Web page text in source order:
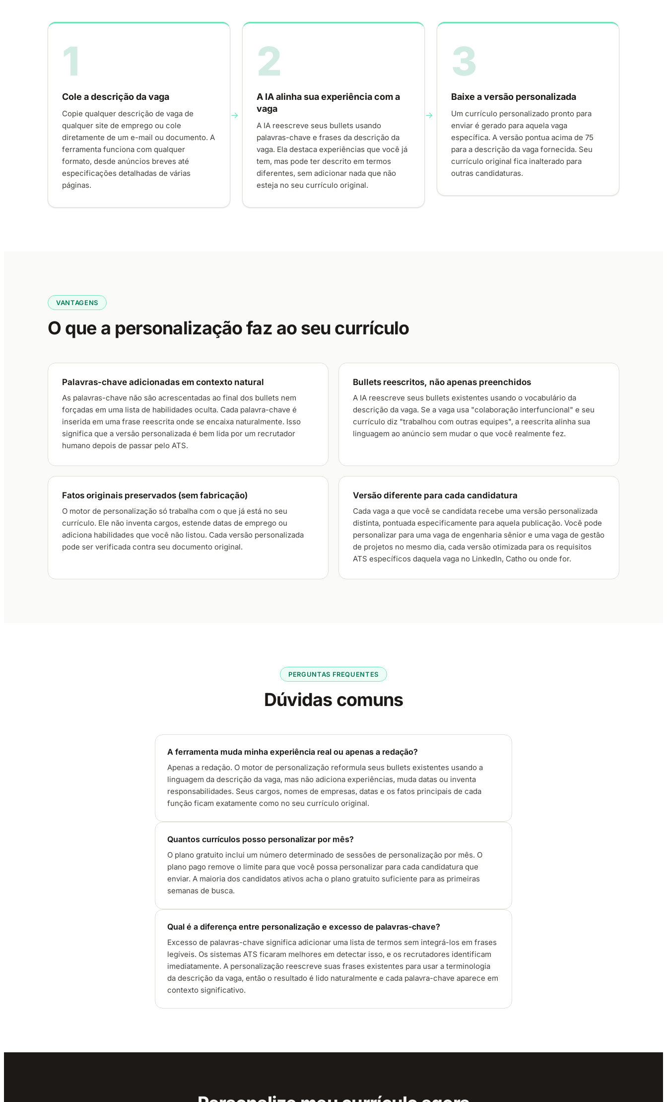
1
Cole a descrição da vaga
Copie qualquer descrição de vaga de
qualquer site de emprego ou cole
diretamente de um e-mail ou documento. A
ferramenta funciona com qualquer
formato, desde anúncios breves até
especificações detalhadas de várias
páginas.
2
A IA alinha sua experiência com a
vaga
A IA reescreve seus bullets usando
palavras-chave e frases da descrição da
vaga. Ela destaca experiências que você já
tem, mas pode ter descrito em termos
diferentes, sem adicionar nada que não
esteja no seu currículo original.
3
Baixe a versão personalizada
Um currículo personalizado pronto para
enviar é gerado para aquela vaga
específica. A versão pontua acima de 75
para a descrição da vaga fornecida. Seu
currículo original fica inalterado para
outras candidaturas.
VANTAGENS
O que a personalização faz ao seu currículo
Palavras-chave adicionadas em contexto natural
As palavras-chave não são acrescentadas ao final dos bullets nem
forçadas em uma lista de habilidades oculta. Cada palavra-chave é
inserida em uma frase reescrita onde se encaixa naturalmente. Isso
significa que a versão personalizada é bem lida por um recrutador
humano depois de passar pelo ATS.
Bullets reescritos, não apenas preenchidos
A IA reescreve seus bullets existentes usando o vocabulário da
descrição da vaga. Se a vaga usa "colaboração interfuncional" e seu
currículo diz "trabalhou com outras equipes", a reescrita alinha sua
linguagem ao anúncio sem mudar o que você realmente fez.
Fatos originais preservados (sem fabricação)
O motor de personalização só trabalha com o que já está no seu
currículo. Ele não inventa cargos, estende datas de emprego ou
adiciona habilidades que você não listou. Cada versão personalizada
pode ser verificada contra seu documento original.
Versão diferente para cada candidatura
Cada vaga a que você se candidata recebe uma versão personalizada
distinta, pontuada especificamente para aquela publicação. Você pode
personalizar para uma vaga de engenharia sênior e uma vaga de gestão
de projetos no mesmo dia, cada versão otimizada para os requisitos
ATS específicos daquela vaga no LinkedIn, Catho ou onde for.
PERGUNTAS FREQUENTES
Dúvidas comuns
A ferramenta muda minha experiência real ou apenas a redação?
Apenas a redação. O motor de personalização reformula seus bullets existentes usando a
linguagem da descrição da vaga, mas não adiciona experiências, muda datas ou inventa
responsabilidades. Seus cargos, nomes de empresas, datas e os fatos principais de cada
função ficam exatamente como no seu currículo original.
Quantos currículos posso personalizar por mês?
O plano gratuito inclui um número determinado de sessões de personalização por mês. O
plano pago remove o limite para que você possa personalizar para cada candidatura que
enviar. A maioria dos candidatos ativos acha o plano gratuito suficiente para as primeiras
semanas de busca.
Qual é a diferença entre personalização e excesso de palavras-chave?
Excesso de palavras-chave significa adicionar uma lista de termos sem integrá-los em frases
legíveis. Os sistemas ATS ficaram melhores em detectar isso, e os recrutadores identificam
imediatamente. A personalização reescreve suas frases existentes para usar a terminologia
da descrição da vaga, então o resultado é lido naturalmente e cada palavra-chave aparece em
contexto significativo.